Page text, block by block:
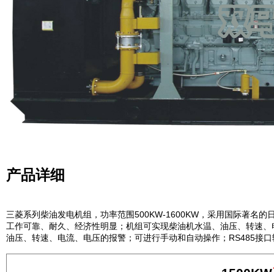
产品详细
三菱系列柴油发电机组，功率范围500KW-1600KW ，采用国际著名的
工作可靠、耐久、经济性明显；机组可实现柴油机水温、油压、转速
油压、转速、电流、电压的报警；可进行手动和自动操作； RS485接口